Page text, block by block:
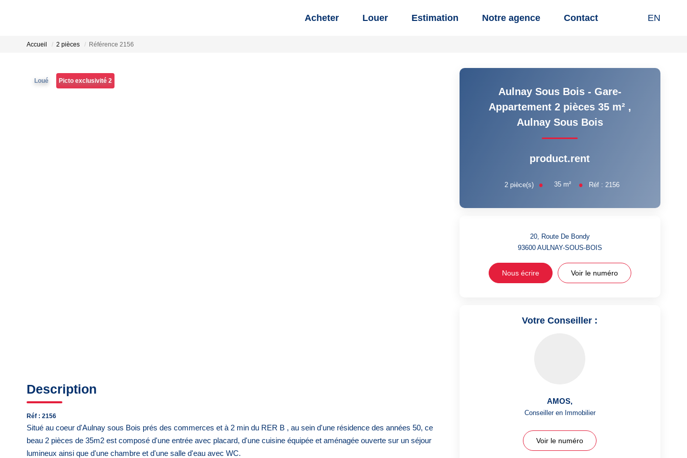
Acheter Louer Estimation Notre agence Contact EN
Accueil 2 pièces Référence 2156
Loué Picto exclusivité 2
Description
Réf : 2156
Situé au coeur d'Aulnay sous Bois prés des commerces et à 2 min du RER B , au sein d'une résidence des années 50, ce
beau 2 pièces de 35m2 est composé d'une entrée avec placard, d'une cuisine équipée et aménagée ouverte sur un séjour
lumineux ainsi que d'une chambre et d'une salle d'eau avec WC.
Aulnay Sous Bois - Gare-
Appartement 2 pièces 35 m² ,
Aulnay Sous Bois
product.rent
2 pièce(s) 35 m² Réf : 2156
20, Route De Bondy
93600 AULNAY-SOUS-BOIS
Nous écrire Voir le numéro
Votre Conseiller :
AMOS,
Conseiller en Immobilier
Voir le numéro